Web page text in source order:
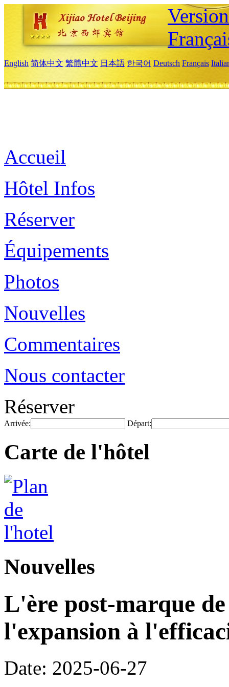
English 简体中文 繁體中文 日本語 한국어 Deutsch Français
Accueil
Hôtel Infos
Réserver
Équipements
Photos
Nouvelles
Commentaires
Nous contacter
Réserver
Arrivée: Départ:
Carte de l'hôtel
Nouvelles
L'ère post-marque
l'expansion à
Date: 2025-06-27